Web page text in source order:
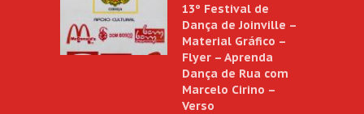
13º Festival de
Dança de Joinville –
Material Gráfico –
Flyer – Aprenda
Dança de Rua com
Marcelo Cirino –
Verso